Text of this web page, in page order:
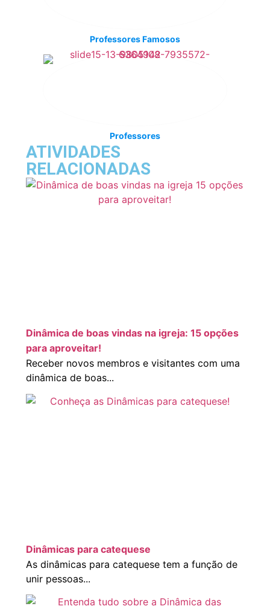
Professores Famosos
Professores
ATIVIDADES
RELACIONADAS
Dinâmica de boas vindas na igreja: 15 opções
para aproveitar!
Receber novos membros e visitantes com uma
dinâmica de boas...
Dinâmicas para catequese
As dinâmicas para catequese tem a função de
unir pessoas...